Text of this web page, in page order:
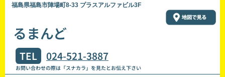
福島県福島市陣場町8-33 プラスアルファビル3F
るまんど
TEL 024-521-3887
お問い合わせの際は「スナカラ」を見たとお伝え下さい